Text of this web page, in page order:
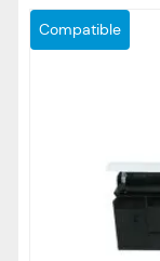
Compatible